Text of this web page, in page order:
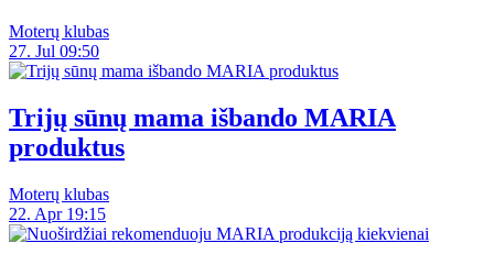
Moterų klubas
27. Jul 09:50
Trijų sūnų mama išbando MARIA
produktus
Moterų klubas
22. Apr 19:15